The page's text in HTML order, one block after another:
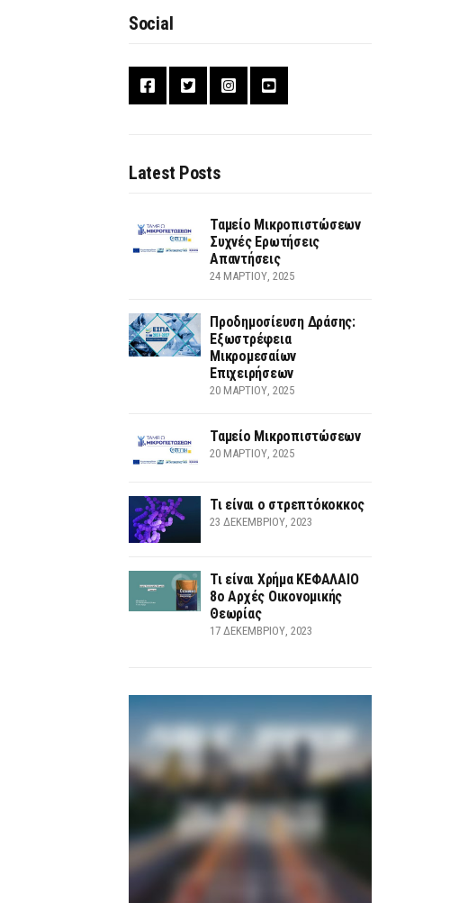
Social
Latest Posts
Ταμείο Μικροπιστώσεων
Συχνές Ερωτήσεις
Απαντήσεις
24 ΜΑΡΤΊΟΥ, 2025
Προδημοσίευση Δράσης:
Εξωστρέφεια
Μικρομεσαίων
Επιχειρήσεων
20 ΜΑΡΤΊΟΥ, 2025
Ταμείο Μικροπιστώσεων
20 ΜΑΡΤΊΟΥ, 2025
Τι είναι ο στρεπτόκοκκος
23 ΔΕΚΕΜΒΡΊΟΥ, 2023
Τι είναι Χρήμα ΚΕΦΑΛΑΙΟ
8ο Αρχές Οικονομικής
Θεωρίας
17 ΔΕΚΕΜΒΡΊΟΥ, 2023